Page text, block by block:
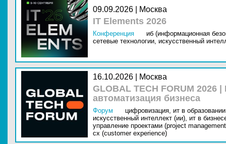
09.09.2026 | Москва
IT Elements 2026
Конференция
иб (информационная
сетевые технологии, искусственный
16.10.2026 | Москва
GLOBAL TECH FORUM
автоматизация бизнеса
Форум цифровизация, ит в
искусственный интеллект (ии), ит в
управление проектами (project
cx (customer experience)